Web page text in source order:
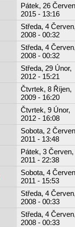
Pátek, 26
2015 - 13:16
Středa, 4
2008 - 00:32
Středa, 4
2008 - 00:32
Středa, 29 Únor,
2012 - 15:21
Čtvrtek, 8 Říjen,
2009 - 16:20
Čtvrtek, 9 Únor,
2012 - 16:08
Sobota, 2
2011 - 13:48
Pátek, 3 Červen,
2011 - 22:38
Sobota, 4
2011 - 15:53
Středa, 4
2008 - 00:33
Středa, 4
2008 - 00:33